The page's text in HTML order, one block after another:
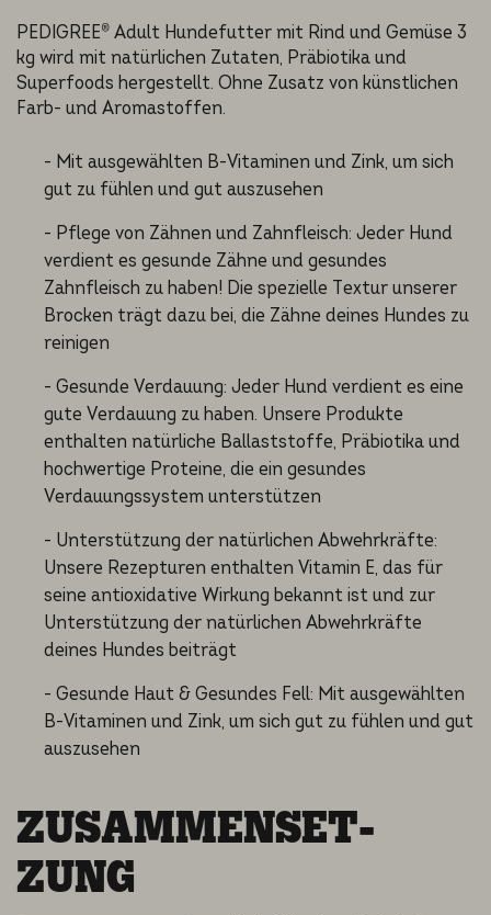
PEDIGREE® Adult Hundefutter mit Rind und Gemüse 3
kg wird mit natürlichen Zutaten, Präbiotika und
Superfoods hergestellt. Ohne Zusatz von künstlichen
Farb- und Aromastoffen.
- Mit ausgewählten B-Vitaminen und Zink, um sich
gut zu fühlen und gut auszusehen
- Pflege von Zähnen und Zahnfleisch: Jeder Hund
verdient es gesunde Zähne und gesundes
Zahnfleisch zu haben! Die spezielle Textur unserer
Brocken trägt dazu bei, die Zähne deines Hundes zu
reinigen
- Gesunde Verdauung: Jeder Hund verdient es eine
gute Verdauung zu haben. Unsere Produkte
enthalten natürliche Ballaststoffe, Präbiotika und
hochwertige Proteine, die ein gesundes
Verdauungssystem unterstützen
- Unterstützung der natürlichen Abwehrkräfte:
Unsere Rezepturen enthalten Vitamin E, das für
seine antioxidative Wirkung bekannt ist und zur
Unterstützung der natürlichen Abwehrkräfte
deines Hundes beiträgt
- Gesunde Haut & Gesundes Fell: Mit ausgewählten
B-Vitaminen und Zink, um sich gut zu fühlen und gut
auszusehen
ZUSAMMEN­SET­
ZUNG